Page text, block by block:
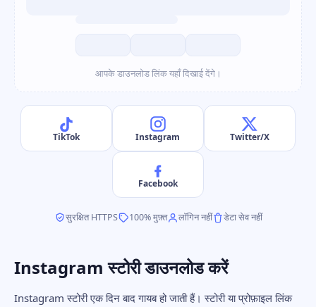
आपके डाउनलोड लिंक यहाँ दिखाई देंगे।
TikTok Instagram Twitter/X
Facebook
सुरक्षित HTTPS 100% मुफ़्त लॉगिन नहीं डेटा सेव नहीं
Instagram स्टोरी डाउनलोड करें
Instagram स्टोरी एक दिन बाद गायब हो जाती हैं। स्टोरी या प्रोफ़ाइल लिंक